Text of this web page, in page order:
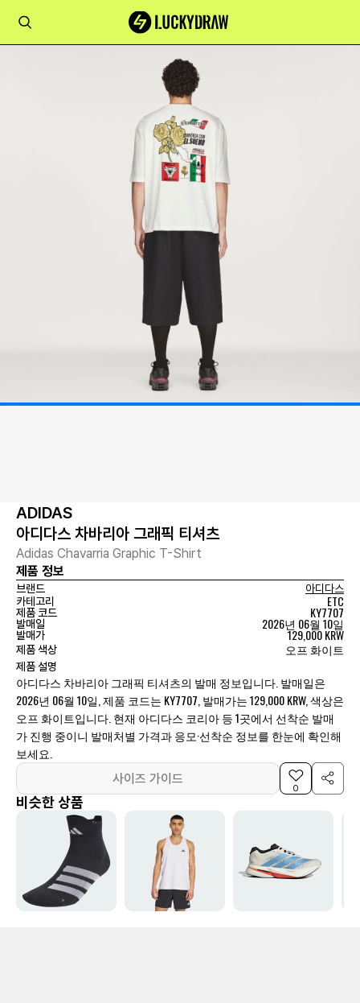
ADIDAS
아디다스 차바리아 그래픽 티셔츠
Adidas Chavarria Graphic T-Shirt
제품 정보
브랜드
아디다스
카테고리
ETC
제품 코드 KY7707
발매일 2026년 06월 10일
발매가 129,000 KRW
제품 색상 오프 화이트
제품 설명
아디다스 차바리아 그래픽 티셔츠의 발매 정보입니다. 발매일은
2026년 06월 10일, 제품 코드는 KY7707, 발매가는 129,000 KRW, 색상은
오프 화이트입니다. 현재 아디다스 코리아 등 1곳에서 선착순 발매
가 진행 중이니 발매처별 가격과 응모·선착순 정보를 한눈에 확인해
보세요.
사이즈 가이드
0
비슷한 상품